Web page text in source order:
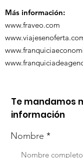
Más información:
www.fraveo.com
Te mandamos
información
Nombre